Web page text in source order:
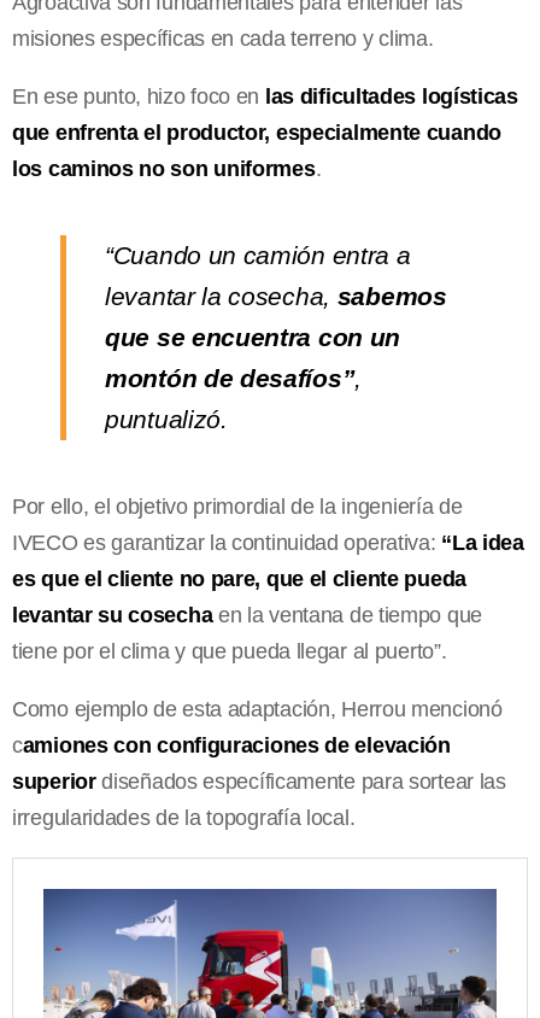
misiones específicas en cada terreno y clima.
En ese punto, hizo foco en las dificultades logísticas
que enfrenta el productor, especialmente cuando
los caminos no son uniformes.
“Cuando un camión entra a
levantar la cosecha, sabemos
que se encuentra con un
montón de desafíos”,
puntualizó.
Por ello, el objetivo primordial de la ingeniería de
IVECO es garantizar la continuidad operativa: “La idea
es que el cliente no pare, que el cliente pueda
levantar su cosechaen la ventana de tiempo que
tiene por el clima y que pueda llegar al puerto”.
Como ejemplo de esta adaptación, Herrou mencionó
camiones con configuraciones de elevación
superiordiseñados específicamente para sortear las
irregularidades de la topografía local.